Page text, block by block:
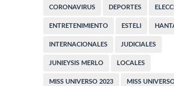
CORONAVIRUS DEPORTES
ENTRETENIMIENTO ESTELI
INTERNACIONALES JUDICIALES
JUNIEYSIS MERLO LOCALES
MISS UNIVERSO 2023 MISS